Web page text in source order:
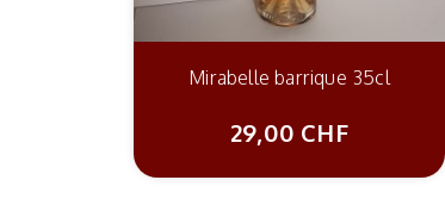
Mirabelle barrique 35cl
29,00 CHF